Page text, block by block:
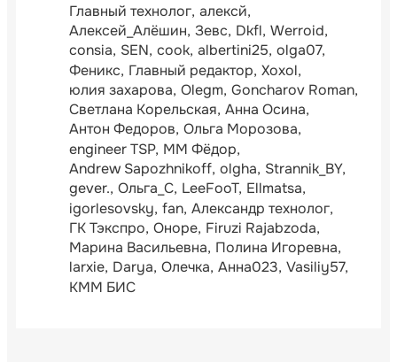
Главный технолог алексй
Алексей_Алёшин Зевс Dkfl Werroid
consia SEN cook albertini25 olga07
Феникс Главный редактор Xoxol
юлия захарова Olegm Goncharov Roman
Светлана Корельская Анна Осина
Антон Федоров Ольга Морозова
engineer TSP ММ Фёдор
Andrew Sapozhnikoff olgha Strannik_BY
gever. Ольга_С LeeFooT Ellmatsa
igorlesovsky fan Александр технолог
ГК Тэкспро Оноре Firuzi Rajabzoda
Марина Васильевна Полина Игоревна
larxie Darya Олечка Анна023 Vasiliy57
КММ БИС